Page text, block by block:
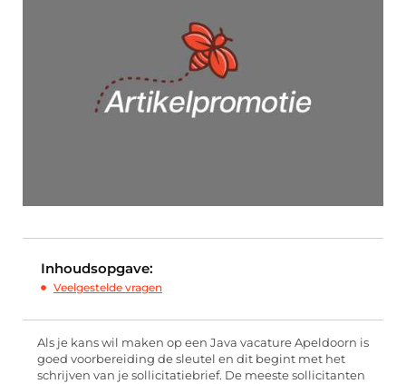
Inhoudsopgave:
Veelgestelde vragen
Als je kans wil maken op een Java vacature Apeldoorn is
goed voorbereiding de sleutel en dit begint met het
schrijven van je sollicitatiebrief. De meeste sollicitanten